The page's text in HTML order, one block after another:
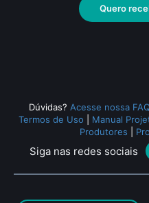
Quero
Dúvidas? Acesse nossa FAQ
Termos de Uso
Manual
Produtores
Siga nas redes sociais